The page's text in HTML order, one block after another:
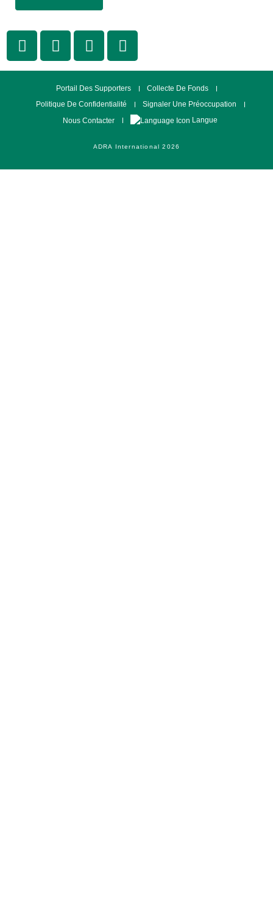
ADRA International 2026
Portail Des Supporters
Collecte De Fonds
Politique De Confidentialité
Signaler Une Préoccupation
Nous Contacter
Langue